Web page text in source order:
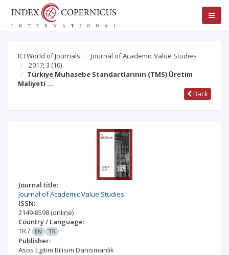
ICI World of Journals
Journal of Academic Value Studies
2017; 3 (10)
Türkiye Muhasebe Standartlarının (TMS) Üretim
Maliyeti …
Back
Journal title:
Journal of Academic Value Studies
ISSN:
2149-8598 (online)
Country / Language:
TR/ EN TR
Publisher:
Asos Egitim Bilisim Danismanlik